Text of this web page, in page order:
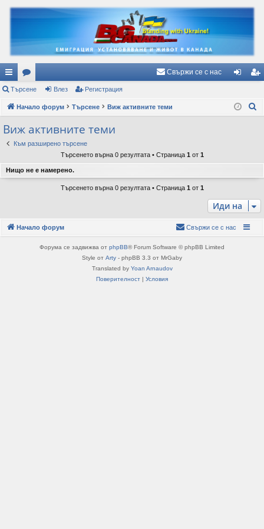
ъ
рз
и
вр
ки
ор
ум
Свържи се с нас
з ис
Търсене Влез Регистрация
Начало форум Търсене Виж активните теми
Виж активните теми
Към разширено търсене
Търсенето върна 0 резултата • Страница 1 от 1
Нищо не е намерено.
Търсенето върна 0 резултата • Страница 1 от 1
Иди на
Начало форум Свържи се с нас
Форума се задвижва от phpBB® Forum Software © phpBB Limited
Style от Arty - phpBB 3.3 от MrGaby
Translated by Yoan Arnaudov
Поверителност | Условия